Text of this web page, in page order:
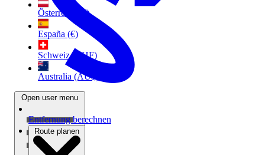
Österreich (€)
España (€)
Schweiz (CHF)
Australia (AU$)
Open user menu
Entfernung berechnen
Route planen